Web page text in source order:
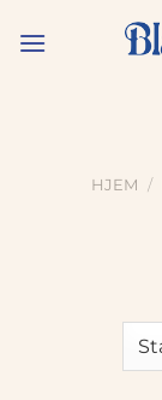
HJEM /